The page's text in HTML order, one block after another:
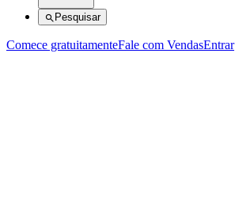
Pesquisar
Comece gratuitamenteFale com VendasEntrar